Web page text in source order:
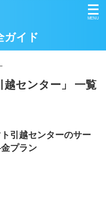
ガイド
越センター」 一覧
引越センターのサー
プラン